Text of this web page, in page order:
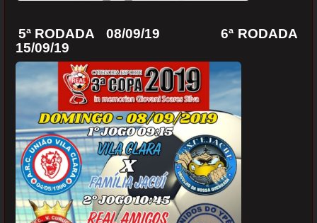
5ª RODADA 08/09/19
6ª RODADA
15/09/19